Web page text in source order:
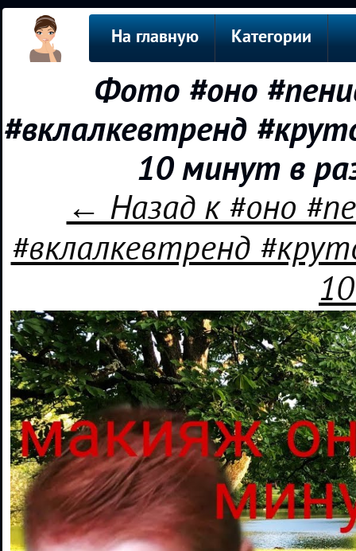
На главную Категории
Фото #оно
#вклалкевтренд
10 минут в
← Назад к #оно
#вклалкевтренд